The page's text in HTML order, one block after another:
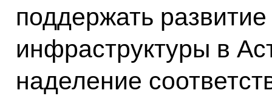
поддержать
инфраструктуры в
наделение